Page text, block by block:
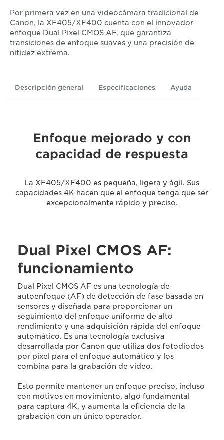
Por primera vez en una videocámara tradicional de
Canon, la XF405/XF400 cuenta con el innovador
enfoque Dual Pixel CMOS AF, que garantiza
transiciones de enfoque suaves y una precisión de
nitidez extrema.
Descripción general Especificaciones Ayuda
Enfoque mejorado y con
capacidad de respuesta
La XF405/XF400 es pequeña, ligera y ágil. Sus
capacidades 4K hacen que el enfoque tenga que ser
excepcionalmente rápido y preciso.
Dual Pixel CMOS AF:
funcionamiento
Dual Pixel CMOS AF es una tecnología de
autoenfoque (AF) de detección de fase basada en
sensores y diseñada para proporcionar un
seguimiento del enfoque uniforme de alto
rendimiento y una adquisición rápida del enfoque
automático. Es una tecnología exclusiva
desarrollada por Canon que utiliza dos fotodiodos
por píxel para el enfoque automático y los
combina para la grabación de vídeo.
Esto permite mantener un enfoque preciso, incluso
con motivos en movimiento, algo fundamental
para captura 4K, y aumenta la eficiencia de la
grabación con un único operador.